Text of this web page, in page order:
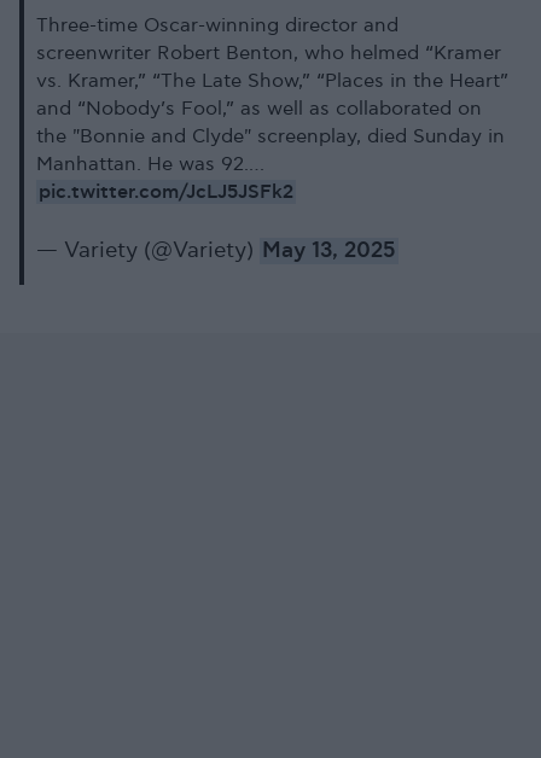
Three-time Oscar-winning director and
screenwriter Robert Benton, who helmed “Kramer
vs. Kramer,” “The Late Show,” “Places in the Heart”
and “Nobody’s Fool,” as well as collaborated on
the "Bonnie and Clyde" screenplay, died Sunday in
Manhattan. He was 92.…
pic.twitter.com/JcLJ5JSFk2
— Variety (@Variety) May 13, 2025